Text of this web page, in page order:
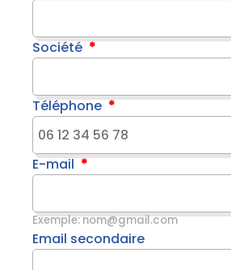
Société
Téléphone
E-mail
Exemple: nom@gmail.com
Email secondaire